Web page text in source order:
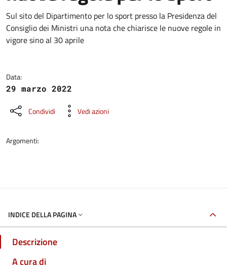
Dettagli della notizia
Sul sito del Dipartimento per lo sport presso la Presidenza del
Consiglio dei Ministri una nota che chiarisce le nuove regole in
vigore sino al 30 aprile
Data:
29 marzo 2022
Condividi Vedi azioni
Argomenti:
INDICE DELLA PAGINA
Descrizione
A cura di